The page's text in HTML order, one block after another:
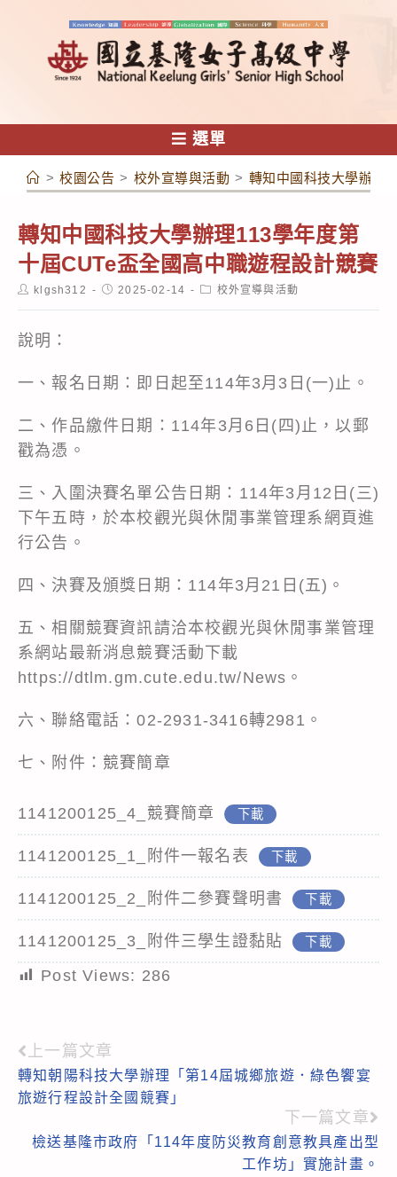
容
選單
> 校園公告 > 校外宣導與活動 > 轉知中國科技大學辦理
轉知中國科技大學辦理113學年度第
十屆CUTe盃全國高中職遊程設計競賽
Postklgsh312
Post2025-02-14
Post校外宣導與活動
說明：
一、報名日期：即日起至114年3月3日(一)止。
二、作品繳件日期：114年3月6日(四)止，以郵
戳為憑。
三、入圍決賽名單公告日期：114年3月12日(三)
下午五時，於本校觀光與休閒事業管理系網頁進
行公告。
四、決賽及頒獎日期：114年3月21日(五)。
五、相關競賽資訊請洽本校觀光與休閒事業管理
系網站最新消息競賽活動下載
https://dtlm.gm.cute.edu.tw/News。
六、聯絡電話：02-2931-3416轉2981。
七、附件：競賽簡章
1141200125_4_競賽簡章 下載
1141200125_1_附件一報名表 下載
1141200125_2_附件二參賽聲明書 下載
1141200125_3_附件三學生證黏貼 下載
Post Views: 286
Read
more
上一篇文章
轉知朝陽科技大學辦理「第14屆城鄉旅遊．綠色饗宴
旅遊行程設計全國競賽」
下一篇文章
檢送基隆市政府「114年度防災教育創意教具產出型
工作坊」實施計畫。